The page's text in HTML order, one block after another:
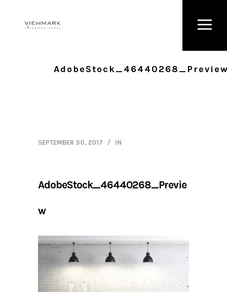
SEPTEMBER 30, 2017 IN
AdobeStock_46440268_Previe
w